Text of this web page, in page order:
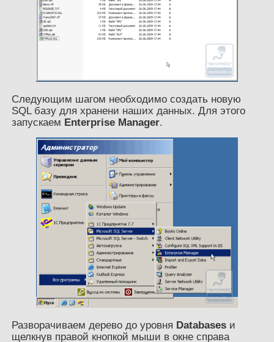
Следующим шагом необходимо создать новую
SQL базу для хранени наших данных. Для этого
запускаем Enterprise Manager.
Разворачиваем дерево до уровня Databasesи
щелкнув правой кнопкой мыши в окне справа